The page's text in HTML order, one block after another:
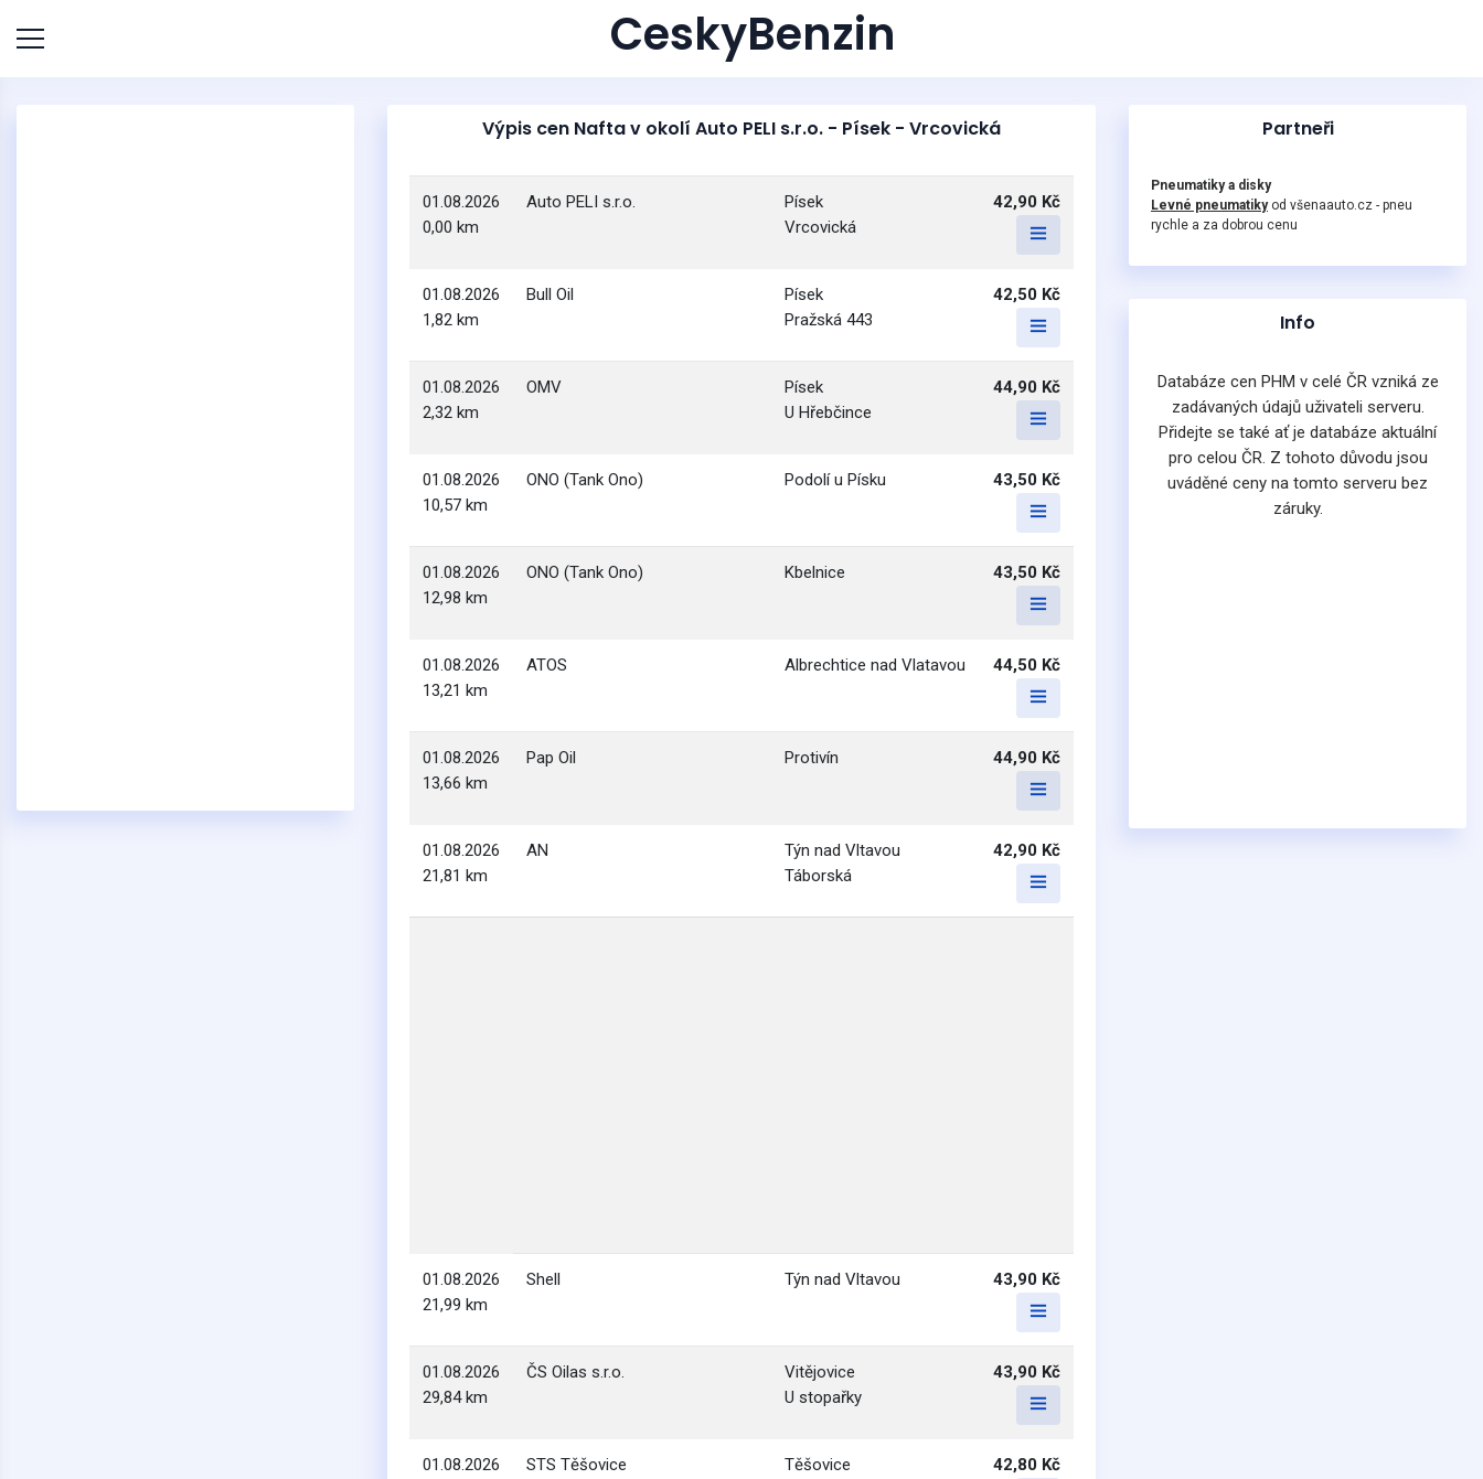
CeskyBenzin
Výpis cen Nafta v okolí Auto PELI s.r.o. - Písek - Vrcovická
01.08.2026
0,00 km
Auto PELI s.r.o.
Písek
Vrcovická
42,90 Kč
01.08.2026
1,82 km
Bull Oil
Písek
Pražská 443
42,50 Kč
01.08.2026
2,32 km
OMV
Písek
U Hřebčince
44,90 Kč
01.08.2026
10,57 km
ONO (Tank Ono) Podolí u Písku 43,50 Kč
01.08.2026
12,98 km
ONO (Tank Ono) Kbelnice 43,50 Kč
01.08.2026
13,21 km
ATOS Albrechtice nad Vlatavou 44,50 Kč
01.08.2026
13,66 km
Pap Oil Protivín 44,90 Kč
01.08.2026
21,81 km
AN
Týn nad Vltavou
Táborská
42,90 Kč
01.08.2026
21,99 km
Shell Týn nad Vltavou 43,90 Kč
01.08.2026
29,84 km
ČS Oilas s.r.o.
Vitějovice
U stopařky
43,90 Kč
01.08.2026
STS Těšovice Těšovice 42,80 Kč
Partneři
Pneumatiky a disky
Levné pneumatikyod všenaauto.cz - pneu
rychle a za dobrou cenu
Info
Databáze cen PHM v celé ČR vzniká ze
zadávaných údajů uživateli serveru.
Přidejte se také ať je databáze aktuální
pro celou ČR. Z tohoto důvodu jsou
uváděné ceny na tomto serveru bez
záruky.